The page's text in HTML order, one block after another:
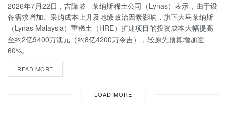
2026年7月22日，吉隆坡 - 莱纳斯稀土公司（Lynas）表示，由于设
备需求增加、采购成本上升及地缘政治因素影响，旗下大马莱纳斯
（Lynas Malaysia）重稀土（HRE）扩建项目的投资成本大幅提高
至约2亿9400万澳元（约8亿4200万令吉），较原先预算增加逾
60%。
READ MORE
LOAD MORE